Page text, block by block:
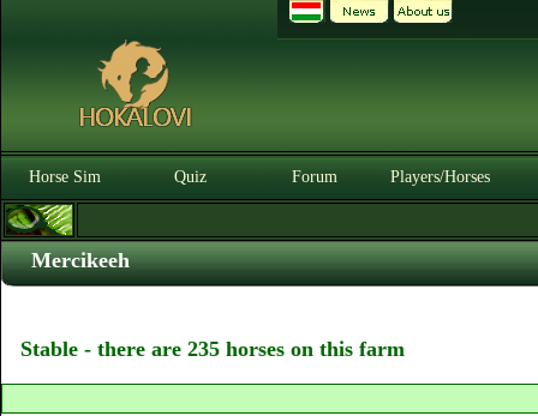
Horse Sim Quiz Forum Players/Horses
Mercikeeh
Stable - there are 235 horses on this farm